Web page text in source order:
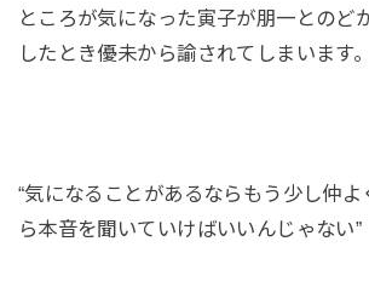
ところが気になった寅子が朋一とのど
したとき優未から諭されてしまいます。
“気になることがあるならもう少し仲よ
ら本音を聞いていけばいいんじゃない”